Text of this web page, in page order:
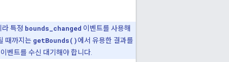
라 특정 bounds_changed 이벤트를 사용해
때까지는 getBounds()에서 유용한 결과를
이벤트를 수신 대기해야 합니다.